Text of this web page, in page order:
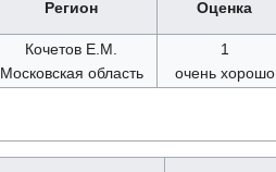
Регион
Оценка
Кочетов Е.М.
Московская область
1
очень хорошо